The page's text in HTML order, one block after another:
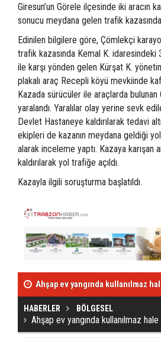
Giresun’un Görele ilçesinde iki aracın
sonucu meydana gelen trafik
Edinilen bilgilere göre, Çömlekçi
trafik kazasında Kemal K. idaresindeki
ile karşı yönden gelen Kürşat K.
plakalı araç Recepli köyü mevkiinde
Kazada sürücüler ile araçlarda bulunan
yaralandı. Yaralılar olay yerine sevk
Devlet Hastaneye kaldırılarak tedavi
ekipleri de kazanın meydana geldiği
alarak inceleme yaptı. Kazaya karışan
kaldırılarak yol trafiğe açıldı.
Kazayla ilgili soruşturma başlatıldı.
Ahşap ev yangında kullanılmaz
HABERLER BÖLGESEL
Ahşap ev yangında kullanılmaz